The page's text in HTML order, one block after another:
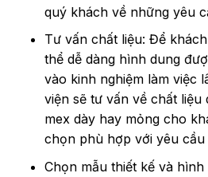
quý khách về những yêu
Tư vấn chất liệu: Để
thể dễ dàng hình dung
vào kinh nghiệm làm việc
viện sẽ tư vấn về chất liệu
mex dày hay mỏng cho
chọn phù hợp với yêu cầu
Chọn mẫu thiết kế và